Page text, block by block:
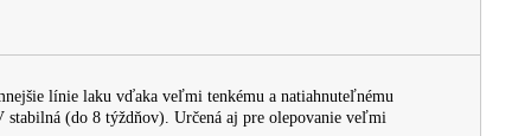
línie laku vďaka veľmi tenkému a natiahnuteľnému
(do 8 týždňov). Určená aj pre olepovanie veľmi